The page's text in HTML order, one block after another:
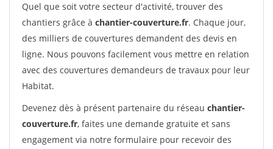
Quel que soit votre secteur d'activité, trouver des
chantiers grâce à chantier-couverture.fr. Chaque jour,
des milliers de couvertures demandent des devis en
ligne. Nous pouvons facilement vous mettre en relation
avec des couvertures demandeurs de travaux pour leur
Habitat.
Devenez dès à présent partenaire du réseau chantier-
couverture.fr, faites une demande gratuite et sans
engagement via notre formulaire pour recevoir des